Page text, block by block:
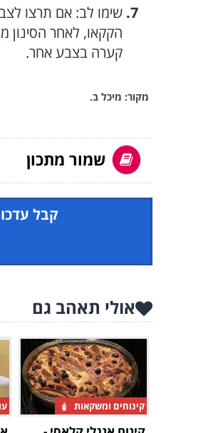
שימו לב: אם תרצו
הקקאו, לאחר הסינון
קערה בצבע אחר.
מקור: מיכל ב.
שמור מתכון
קבל
אולי תאהב גם
קינוחים ומשקאות